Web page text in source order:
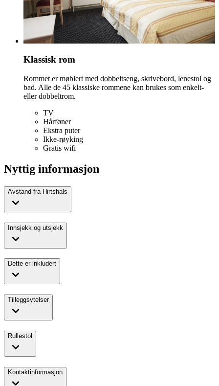
Klassisk rom
Rommet er møblert med dobbeltseng, skrivebord, lenestol og
bad. Alle de 45 klassiske rommene kan brukes som enkelt-
eller dobbeltrom.
TV
Hårføner
Ekstra puter
Ikke-røyking
Gratis wifi
Nyttig informasjon
Avstand fra Hirtshals
Innsjekk og utsjekk
Dette er inkludert
Tilleggsytelser
Rullestol
Kontaktinformasjon